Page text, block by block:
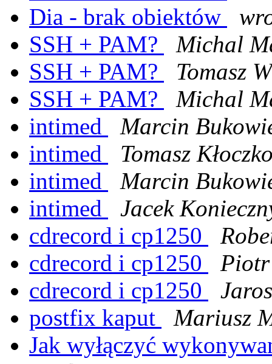
Dia - brak obiektów
SSH + PAM?
Michal
SSH + PAM?
Tomasz
SSH + PAM?
Michal
intimed
Marcin
intimed
Tomasz
intimed
Marcin
intimed
Jacek
cdrecord i cp1250
cdrecord i cp1250
cdrecord i cp1250
postfix kaput
Mariusz
Jak wyłączyć